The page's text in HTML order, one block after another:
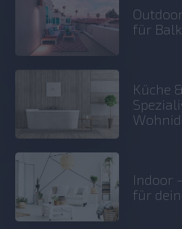
für
Küche
Indoor
für